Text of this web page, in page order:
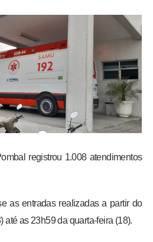
registrou 1.008 atendimentos
as entradas realizadas a partir do
até as 23h59 da quarta-feira (18).